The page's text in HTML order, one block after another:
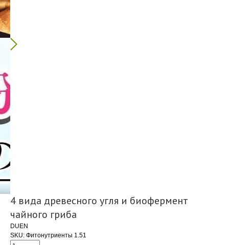
4 вида древесного угля и биофермент
чайного гриба
DUEN
SKU: Фитонутриенты 1.51